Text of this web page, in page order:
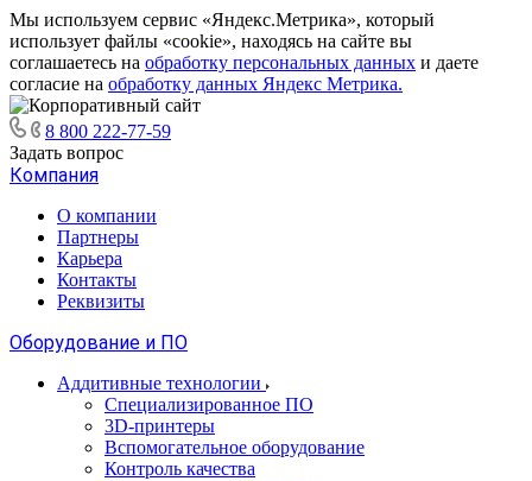
Мы используем сервис «Яндекс.Метрика», который
использует файлы «cookie», находясь на сайте вы
соглашаетесь на обработку персональных данных и даете
согласие на обработку данных Яндекс Метрика.
8 800 222-77-59
Задать вопрос
Компания
О компании
Партнеры
Карьера
Контакты
Реквизиты
Оборудование и ПО
Аддитивные технологии
Специализированное ПО
3D-принтеры
Вспомогательное оборудование
Контроль качества